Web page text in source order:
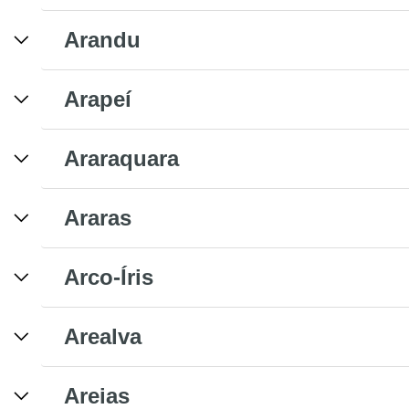
Arandu
Arapeí
Araraquara
Araras
Arco-Íris
Arealva
Areias